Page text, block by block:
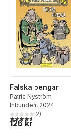
Falska pengar
Patric Nyström
Inbunden, 2024
4,5utav 5 stjärnor.
(2)
126 kr